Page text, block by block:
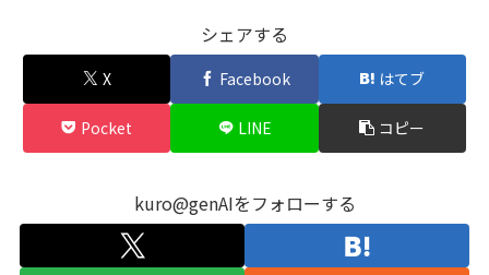
シェアする
X Facebook はてブ
Pocket LINE コピー
kuro@genAIをフォローする